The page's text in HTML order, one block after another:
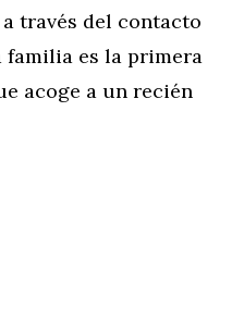
través del contacto
familia es la primera
acoge a un recién